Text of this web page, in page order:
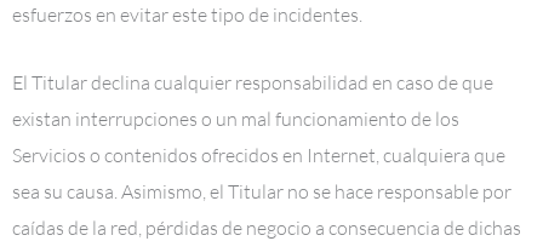
esfuerzos en evitar este tipo de incidentes.
El Titular declina cualquier responsabilidad en caso de que
existan interrupciones o un mal funcionamiento de los
Servicios o contenidos ofrecidos en Internet, cualquiera que
sea su causa. Asimismo, el Titular no se hace responsable por
caídas de la red, pérdidas de negocio a consecuencia de dichas